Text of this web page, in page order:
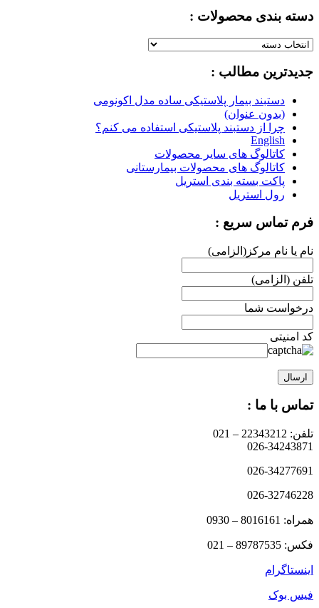
دسته بندی محصولات :
دسته
محصولات
جدیدترین مطالب :
دستبند بیمار پلاستیکی ساده مدل اکونومی
(بدون عنوان)
چرا از دستبند پلاستیکی استفاده می کنم؟
English
کاتالوگ های سایر محصولات
کاتالوگ های محصولات بیمارستانی
پاکت بسته بندی استریل
رول استریل
فرم تماس سریع :
نام یا نام مرکز(الزامی)
تلفن (الزامی)
درخواست شما
کد امنیتی
تماس با ما :
تلفن: 22343212 – 021
026-34243871
026-34277691
026-32746228
همراه: 8016161 – 0930
فکس: 89787535 – 021
اینستاگرام
فیس بوک